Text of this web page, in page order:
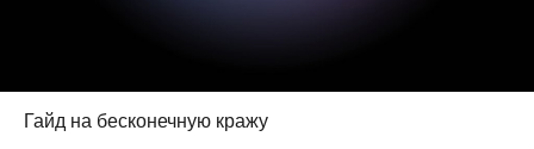
Гайд на бесконечную кражу